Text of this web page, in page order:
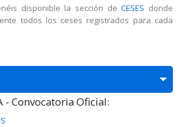
disponible la sección deCESES donde
todos los ceses registrados para cada
- Convocatoria Oficial: